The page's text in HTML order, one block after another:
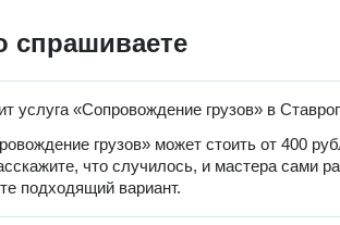
спрашиваете
услуга «Сопровождение грузов» в
грузов» может стоить от 400
что случилось, и мастера сами
подходящий вариант.